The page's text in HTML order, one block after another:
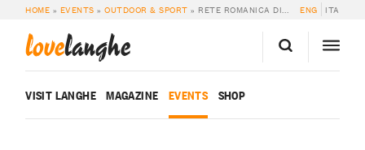
HOME » EVENTS »OUTDOOR & SPORT » RETE ROMANICA DI COLLINA: PIEVE DI SAN LORENZO ENG ITA
lovelanghe
VISIT LANGHE MAGAZINE EVENTS SHOP